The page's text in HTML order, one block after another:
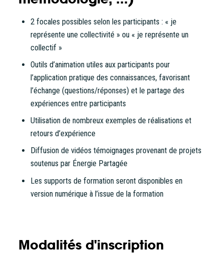
2 focales possibles selon les participants : « je
représente une collectivité » ou « je représente un
collectif »
Outils d’animation utiles aux participants pour
l’application pratique des connaissances, favorisant
l’échange (questions/réponses) et le partage des
expériences entre participants
Utilisation de nombreux exemples de réalisations et
retours d’expérience
Diffusion de vidéos témoignages provenant de projets
soutenus par Énergie Partagée
Les supports de formation seront disponibles en
version numérique à l’issue de la formation
Modalités d'inscription